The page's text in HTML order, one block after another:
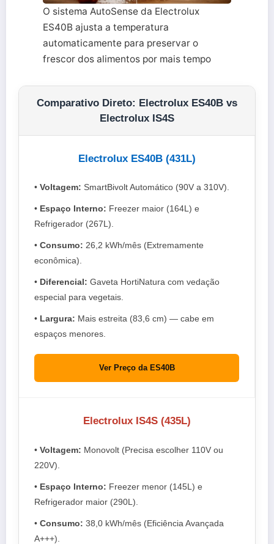
O sistema AutoSense da Electrolux
ES40B ajusta a temperatura
automaticamente para preservar o
frescor dos alimentos por mais tempo
Comparativo Direto: Electrolux ES40B vs
Electrolux IS4S
Electrolux ES40B (431L)
• Voltagem: SmartBivolt Automático (90V a 310V).
• Espaço Interno: Freezer maior (164L) e
Refrigerador (267L).
• Consumo: 26,2 kWh/mês (Extremamente
econômica).
• Diferencial: Gaveta HortiNatura com vedação
especial para vegetais.
• Largura: Mais estreita (83,6 cm) — cabe em
espaços menores.
Ver Preço da ES40B
Electrolux IS4S (435L)
• Voltagem: Monovolt (Precisa escolher 110V ou
220V).
• Espaço Interno: Freezer menor (145L) e
Refrigerador maior (290L).
• Consumo: 38,0 kWh/mês (Eficiência Avançada
A+++).